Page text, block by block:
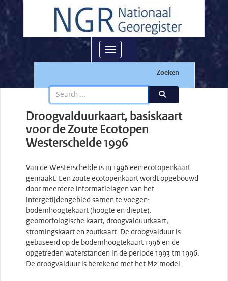
Toggle navigation
Zoeken
Droogvalduurkaart, basiskaart
voor de Zoute Ecotopen
Westerschelde 1996
Van de Westerschelde is in 1996 een ecotopenkaart
gemaakt. Een zoute ecotopenkaart wordt opgebouwd
door meerdere informatielagen van het
intergetijdengebied samen te voegen:
bodemhoogtekaart (hoogte en diepte),
geomorfologische kaart, droogvalduurkaart,
stromingskaart en zoutkaart. De droogvalduur is
gebaseerd op de bodemhoogtekaart 1996 en de
opgetreden waterstanden in de periode 1993 tm 1996.
De droogvalduur is berekend met het M2 model.